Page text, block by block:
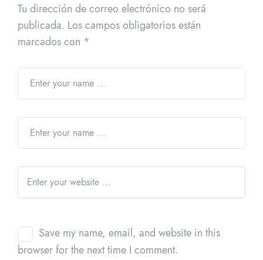
Tu dirección de correo electrónico no será
publicada. Los campos obligatorios están
marcados con *
Save my name, email, and website in this
browser for the next time I comment.